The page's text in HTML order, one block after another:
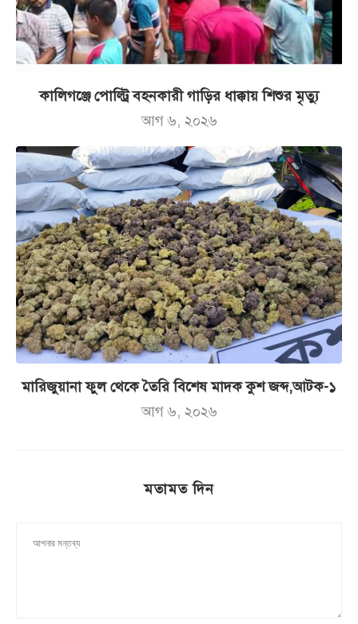
কালিগঞ্জে পোল্ট্রি বহনকারী গাড়ির ধাক্কায় শিশুর মৃত্যু
আগ ৬, ২০২৬
মারিজুয়ানা ফুল থেকে তৈরি বিশেষ মাদক কুশ জব্দ,আটক-১
আগ ৬, ২০২৬
মতামত দিন